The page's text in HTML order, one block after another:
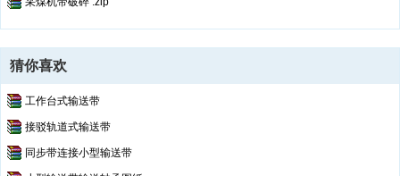
猜你喜欢
工作台式输送带
接驳轨道式输送带
同步带连接小型输送带